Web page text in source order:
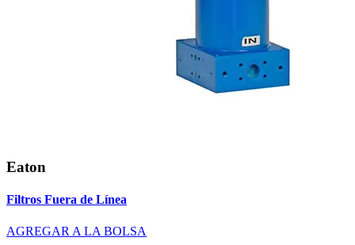
Eaton
Filtros Fuera de Línea
AGREGAR A LA BOLSA